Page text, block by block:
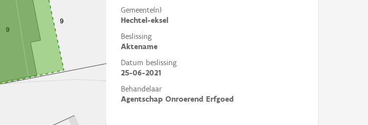
Gemeente(n)
Hechtel-eksel
Beslissing
Aktename
Datum beslissing
25-06-2021
Behandelaar
Agentschap Onroerend Erfgoed